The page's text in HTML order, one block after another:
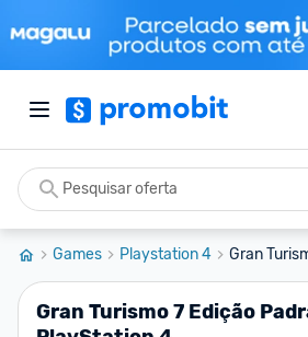
Games Playstation 4 Gran
Gran Turismo 7 Edição